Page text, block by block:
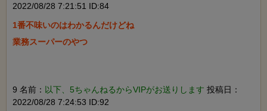
2022/08/28 7:21:51 ID:84
1番不味いのはわかるんだけどね
業務スーパーのやつ
9 名前： 以下、5ちゃんねるからVIPがお送りします 投稿日：
2022/08/28 7:24:53 ID:92